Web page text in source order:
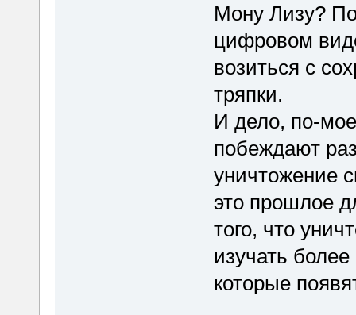
Мону Лизу?
цифровом
возиться с
тряпки.
И дело, по-
побеждают
уничтожение
это прошлое
того, что
изучать
которые